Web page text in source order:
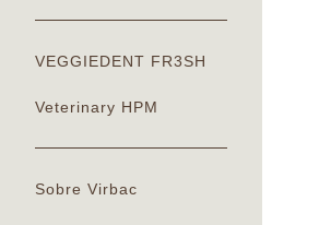
VEGGIEDENT FR3SH
Veterinary HPM
Sobre Virbac